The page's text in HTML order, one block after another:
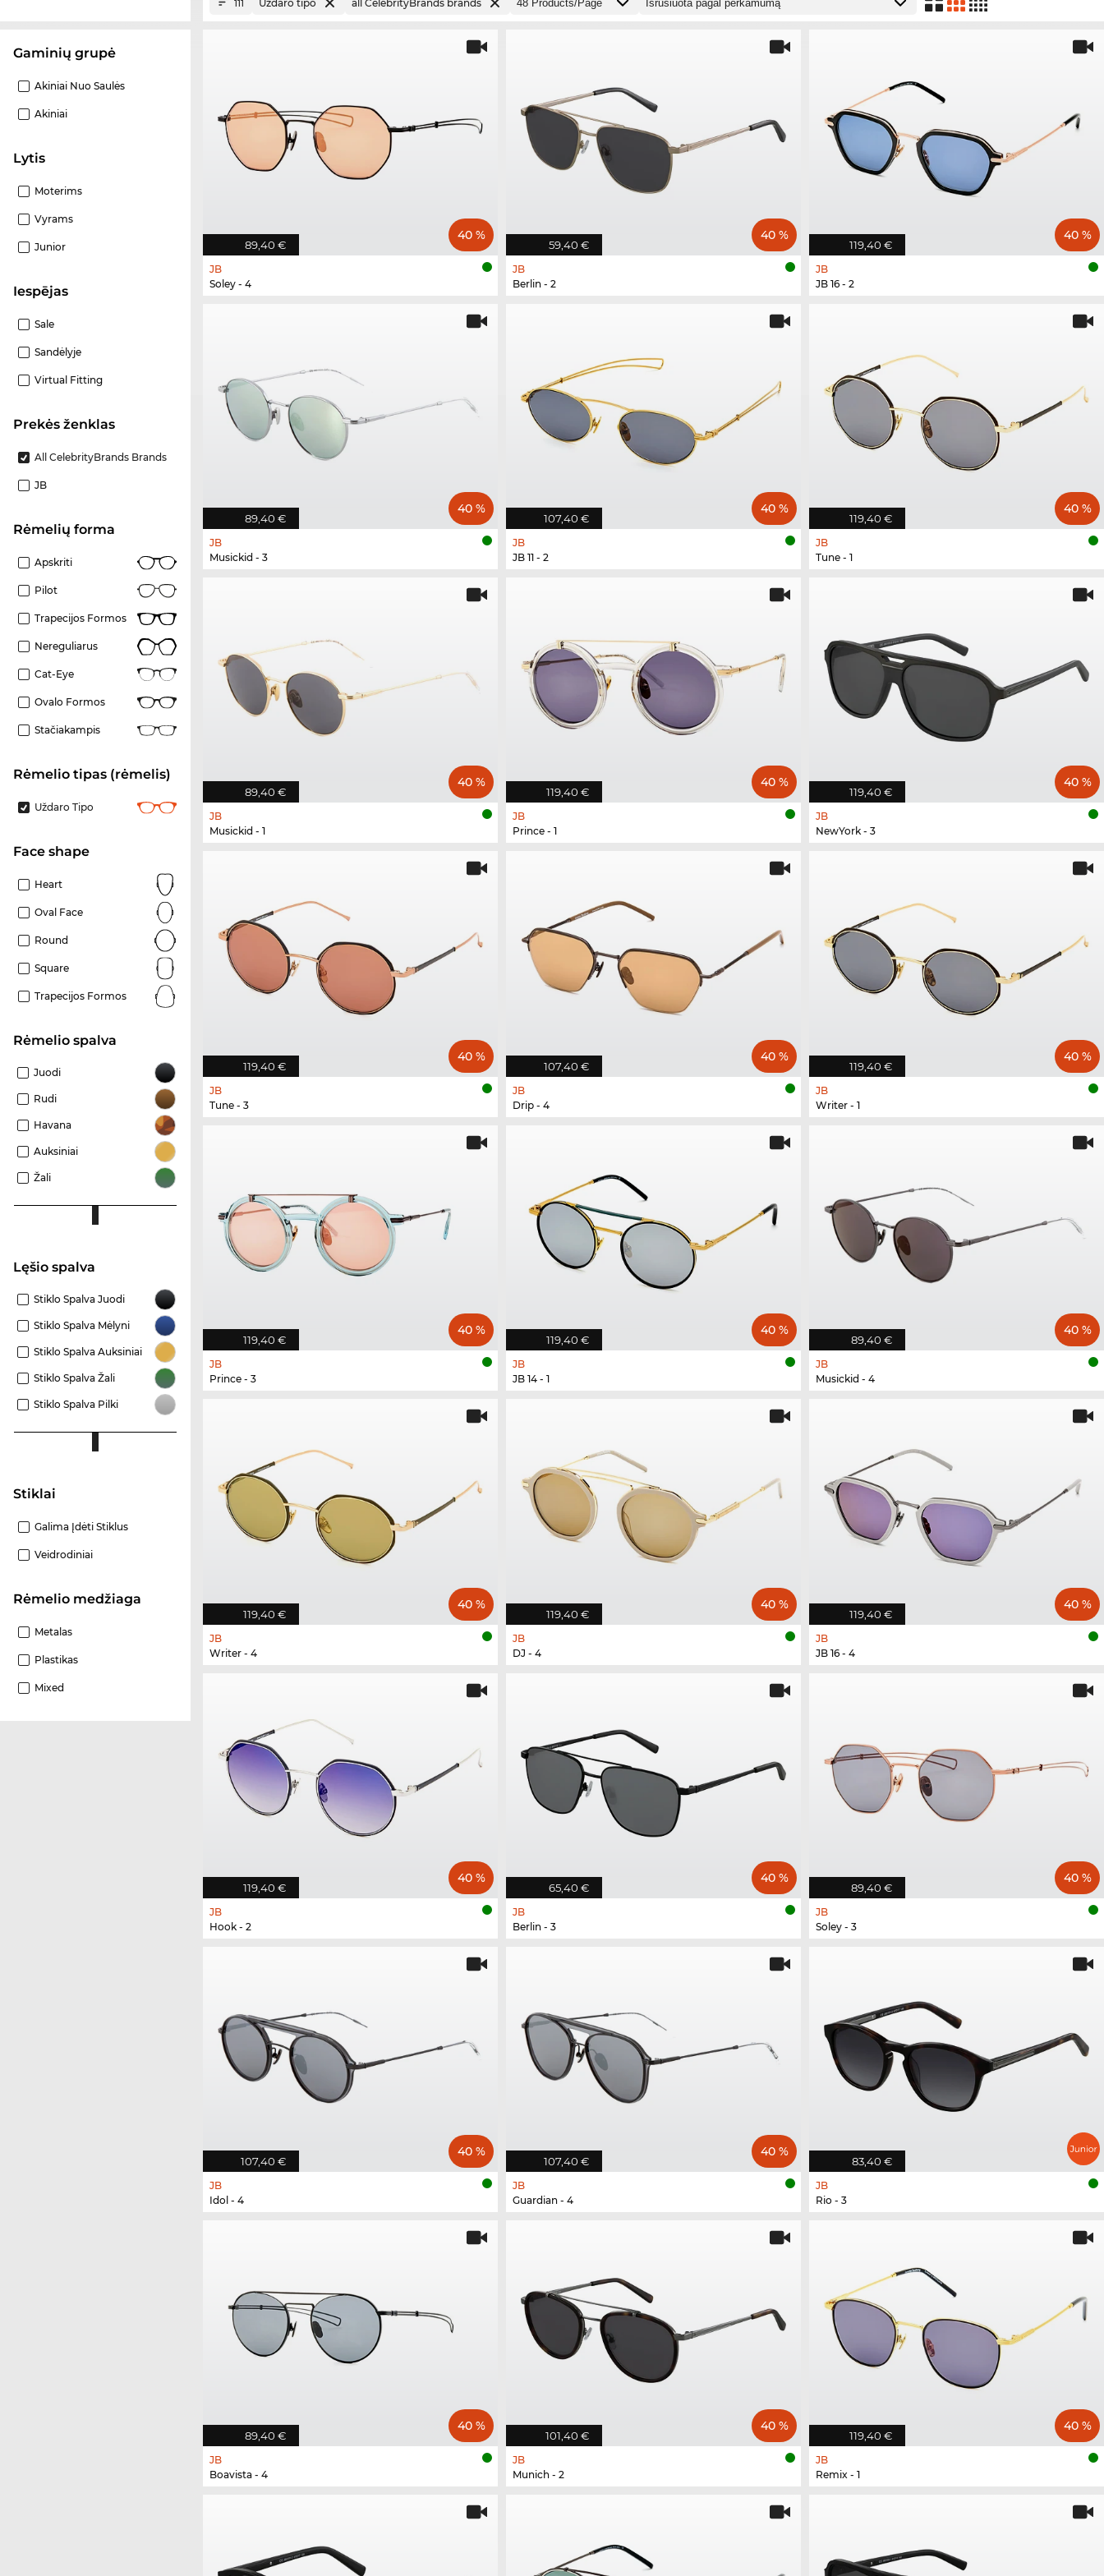
Gaminių grupė
Akiniai Nuo Saulės
Akiniai
Lytis
Moterims
Vyrams
Junior
Iespējas
Sale
Sandėlyje
Virtual Fitting
Prekės ženklas
All CelebrityBrands Brands
JB
Rėmelių forma
Apskriti
Pilot
Trapecijos Formos
Nereguliarus
Cat-Eye
Ovalo Formos
Stačiakampis
Rėmelio tipas (rėmelis)
Uždaro Tipo
Face shape
Heart
Oval Face
Round
Square
Trapecijos Formos
Rėmelio spalva
Juodi
Rudi
Havana
Auksiniai
Žali
Lęšio spalva
Stiklo Spalva Juodi
Stiklo Spalva Mėlyni
Stiklo Spalva Auksiniai
Stiklo Spalva Žali
Stiklo Spalva Pilki
Stiklai
Galima Įdėti Stiklus
Veidrodiniai
Rėmelio medžiaga
Metalas
Plastikas
Mixed
111 Uždaro tipo all CelebrityBrands brands
89,40 €
40 %
JB
Soley - 4
59,40 €
40 %
JB
Berlin - 2
119,40 €
40 %
JB
JB 16 - 2
89,40 €
40 %
JB
Musickid - 3
107,40 €
40 %
JB
JB 11 - 2
119,40 €
40 %
JB
Tune - 1
89,40 €
40 %
JB
Musickid - 1
119,40 €
40 %
JB
Prince - 1
119,40 €
40 %
JB
NewYork - 3
119,40 €
40 %
JB
Tune - 3
107,40 €
40 %
JB
Drip - 4
119,40 €
40 %
JB
Writer - 1
119,40 €
40 %
JB
Prince - 3
119,40 €
40 %
JB
JB 14 - 1
89,40 €
40 %
JB
Musickid - 4
119,40 €
40 %
JB
Writer - 4
119,40 €
40 %
JB
DJ - 4
119,40 €
40 %
JB
JB 16 - 4
119,40 €
40 %
JB
Hook - 2
65,40 €
40 %
JB
Berlin - 3
89,40 €
40 %
JB
Soley - 3
107,40 €
40 %
JB
Idol - 4
107,40 €
40 %
JB
Guardian - 4
83,40 €
JB
Rio - 3
89,40 €
40 %
JB
Boavista - 4
101,40 €
40 %
JB
Munich - 2
119,40 €
40 %
JB
Remix - 1